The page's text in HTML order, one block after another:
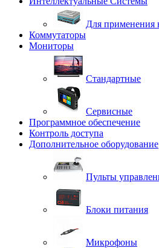
Для применения
Коммутаторы
Мониторы
Стандартные
Сервисные
Программное обеспечение
Контроль доступа
Дополнительное оборудование
Пульты
Блоки питания
Микрофоны